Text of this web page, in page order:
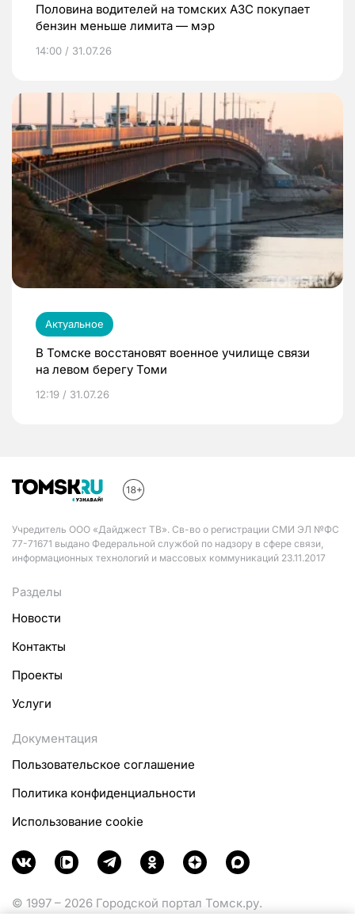
Половина водителей на томских АЗС покупает
бензин меньше лимита — мэр
14:00 / 31.07.26
Актуальное
В Томске восстановят военное училище связи
на левом берегу Томи
12:19 / 31.07.26
Учредитель ООО «Дайджест ТВ». Св-во о регистрации СМИ ЭЛ №ФС
77-71671 выдано Федеральной службой по надзору в сфере связи,
информационных технологий и массовых коммуникаций 23.11.2017
Разделы
Новости
Контакты
Проекты
Услуги
Документация
Пользовательское соглашение
Политика конфиденциальности
Использование cookie
© 1997 – 2026 Городской портал Томск.ру.